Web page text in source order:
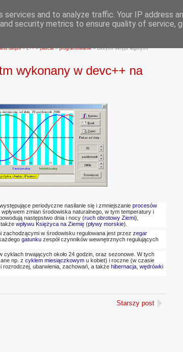
delphi»c++»pascal»programowanie»Biorytm skrypt algorytm
wykonany w devc++ na
periodyczne nasilanie się i zmniejszanieprocesów
wpływem zmian środowiska naturalnego, w tym temperatury i
następstwo dnia i nocy (ruch obrotowy Ziemi),
takżewpływu Księżyca na Ziemię (pływy morskie).
zachodzącymi w środowisku regulowana jest przezzegar
gatunku zespół czynników wewnętrznych regulujących
cyklach trwających około 24 godzin, oraz sezonowe. W tych
np. zcyklem miesiączkowym u kobiet) i roczne (w czasie
rozrodczej, ubarwienia, zachowań, a takżehibernacja ,wędrówki
Starszy post
and to analyze traffic. Your IP address
security metrics to ensure quality of service,